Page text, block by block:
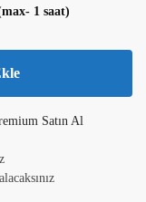
1 saat)
Satın Al